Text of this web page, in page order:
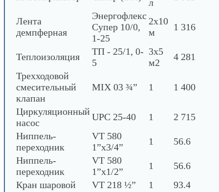
л
Лента
демпферная
Энергофлекс
Супер 10/0,
1-25
2х10
м
1 316
Теплоизоляция
ТП - 25/1, 0-
5
3х5
м2
4 281
Трехходовой
смесительный
клапан
MIX 03 ¾” 1 1 400
Циркуляционный
насос
UPC 25-40 1
2 715
Ниппель-
переходник
VT 580
1”х3/4”
1
56.6
Ниппель-
переходник
VT 580
1”х1/2”
1
56.6
Кран шаровой
VT 218 ½” 1
93.4